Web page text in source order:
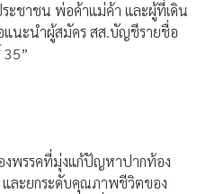
ะชาชน พ่อค้าแม่ค้า และผู้ที่เดิน
แนะนำผู้สมัคร สส.บัญชีรายชื่อ
35”
งพรรคที่มุ่งแก้ปัญหาปากท้อง
และยกระดับคุณภาพชีวิตของ